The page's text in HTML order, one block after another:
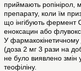
приймають ропінірол,
препарату, коли їм
що інгібують фермент
еноксацин або
У фармакокінетичному
(доза 2 мг 3 рази на
не було виявлено змін
теофіліну.